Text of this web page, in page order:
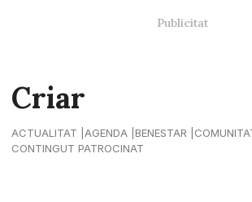
Criar
ACTUALITAT AGENDA BENESTAR
CONTINGUT PATROCINAT